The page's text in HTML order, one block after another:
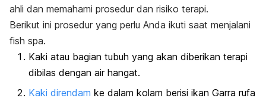
ahli dan memahami prosedur dan risiko terapi.
Berikut ini prosedur yang perlu Anda ikuti saat menjalani
fish spa.
Kaki atau bagian tubuh yang akan diberikan terapi
dibilas dengan air hangat.
Kaki direndam ke dalam kolam berisi ikan Garra rufa